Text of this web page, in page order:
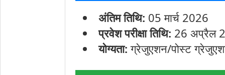
अंतिम तिथि: 05 मार्च 2026
प्रवेश परीक्षा तिथि: 26 अप्रैल
योग्यता: ग्रेजुएशन/पोस्ट